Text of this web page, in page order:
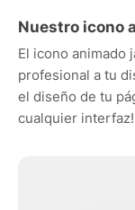
Nuestro icono
El icono animado
profesional a tu
el diseño de tu
cualquier interfaz!